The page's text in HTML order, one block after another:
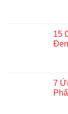
15
7